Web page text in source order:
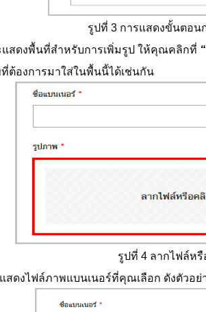
รูปที่ 3 การแสดงขั้นตอน
พื้นที่สำหรับการเพิ่มรูป ให้คุณคลิกที่
ต้องการมาใส่ในพื้นนี้ได้เช่นกัน
รูปที่ 4 ลากไฟล์ห
ฟล์ภาพแบนเนอร์ที่คุณเลือก ดังตัวอย่า